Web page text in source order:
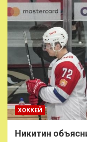
ХОККЕЙ
Никитин